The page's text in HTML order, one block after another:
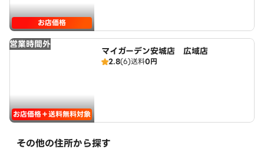
お店価格
営業時間外
お店価格＋送料無料対象
マイガーデン安城店 広域店
2.8(6)送料0円
その他の住所から探す